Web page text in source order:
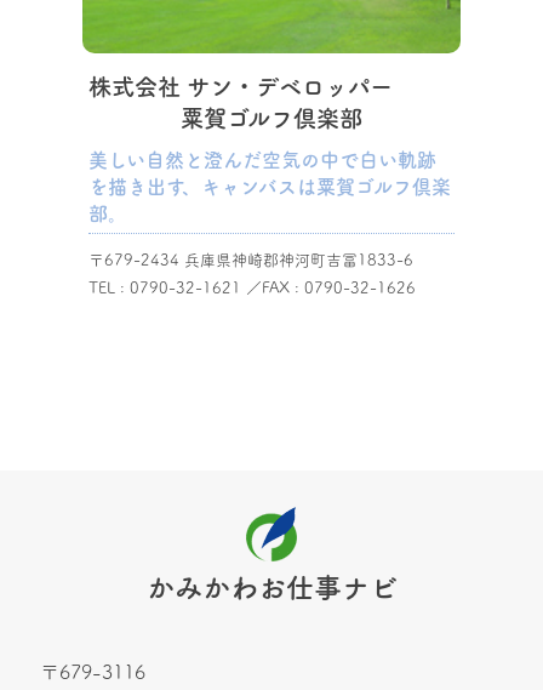
株式会社 サン・デベロッパー
粟賀ゴルフ倶楽部
美しい自然と澄んだ空気の中で白い軌跡
を描き出す、キャンバスは粟賀ゴルフ倶楽
部。
〒679-2434 兵庫県神崎郡神河町吉冨1833-6
TEL : 0790-32-1621 ／FAX : 0790-32-1626
かみかわお仕事ナビ
〒679-3116